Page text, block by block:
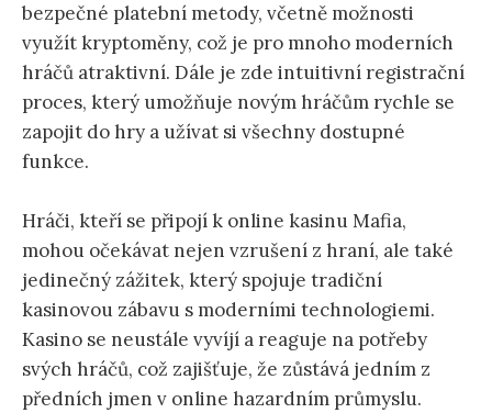
bezpečné platební metody, včetně možnosti
využít kryptoměny, což je pro mnoho moderních
hráčů atraktivní. Dále je zde intuitivní registrační
proces, který umožňuje novým hráčům rychle se
zapojit do hry a užívat si všechny dostupné
funkce.
Hráči, kteří se připojí k online kasinu Mafia,
mohou očekávat nejen vzrušení z hraní, ale také
jedinečný zážitek, který spojuje tradiční
kasinovou zábavu s moderními technologiemi.
Kasino se neustále vyvíjí a reaguje na potřeby
svých hráčů, což zajišťuje, že zůstává jedním z
předních jmen v online hazardním průmyslu.